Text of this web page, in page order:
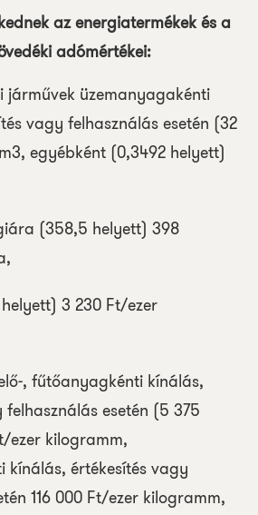
az energiatermékek és a
adómértékei:
üzemanyagakénti
vagy felhasználás esetén (32
egyébként (0,3492 helyett)
(358,5 helyett) 398
3 230 Ft/ezer
, fűtőanyagkénti kínálás,
esetén (5 375
ezer kilogramm,
kínálás, értékesítés vagy
116 000 Ft/ezer kilogramm,